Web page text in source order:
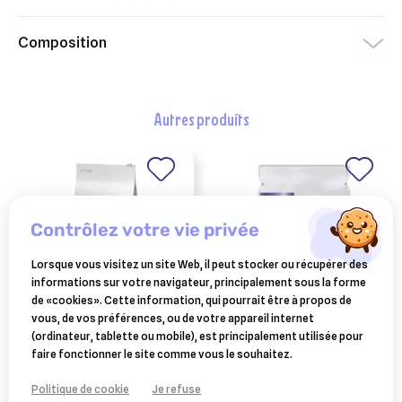
Composition
autres produits
ADVANCE-AFFINITY
advance veterinary
diets weight balance
12kgAjouter au panier
PURINA
purina pro plan chaton
kitten nutrisavour
contrôlez votre vie privée
Lorsque vous visitez un site Web, il peut stocker ou récupérer des
informations sur votre navigateur, principalement sous la forme
de «cookies». Cette information, qui pourrait être à propos de
vous, de vos préférences, ou de votre appareil internet
(ordinateur, tablette ou mobile), est principalement utilisée pour
faire fonctionner le site comme vous le souhaitez.
Politique de cookie Je refuse